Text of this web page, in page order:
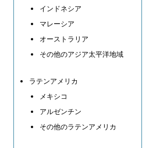
インドネシア
マレーシア
オーストラリア
その他のアジア太平洋地域
ラテンアメリカ
メキシコ
アルゼンチン
その他のラテンアメリカ